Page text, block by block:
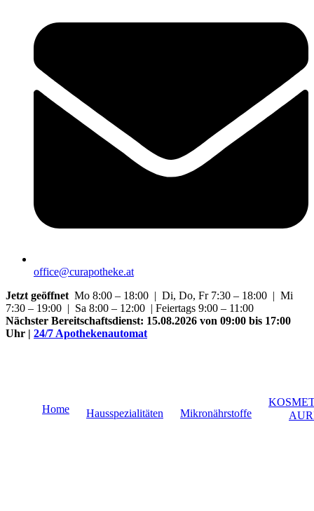
office@curapotheke.at
Jetzt geöffnet Mo 8:00 – 18:00 | Di, Do, Fr 7:30 – 18:00 | Mi
7:30 – 19:00 | Sa 8:00 – 12:00 | Feiertags 9:00 – 11:00
Nächster Bereitschaftsdienst: 15.08.2026 von 09:00 bis 17:00
Uhr | 24/7 Apothekenautomat
Home Hausspezialitäten Mikronährstoffe